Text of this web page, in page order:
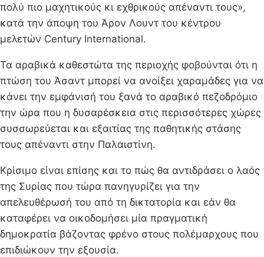
πολύ πιο μαχητικούς κι εχθρικούς απέναντι τους»,
κατά την άποψη του Άρον Λουντ του κέντρου
μελετών Century International.
Τα αραβικά καθεστώτα της περιοχής φοβούνται ότι η
πτώση του Άσαντ μπορεί να ανοίξει χαραμάδες για να
κάνει την εμφάνισή του ξανά το αραβικό πεζοδρόμιο
την ώρα που η δυσαρέσκεια στις περισσότερες χώρες
συσσωρεύεται και εξαιτίας της παθητικής στάσης
τους απέναντι στην Παλαιστίνη.
Κρίσιμο είναι επίσης και το πώς θα αντιδράσει ο λαός
της Συρίας που τώρα πανηγυρίζει για την
απελευθέρωσή του από τη δικτατορία και εάν θα
καταφέρει να οικοδομήσει μία πραγματική
δημοκρατία βάζοντας φρένο στους πολέμαρχους που
επιδιώκουν την εξουσία.